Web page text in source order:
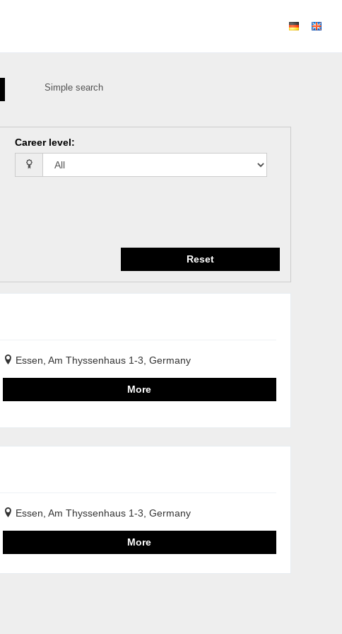
Simple search
Career level:
Reset
Essen, Am Thyssenhaus 1-3, Germany
More
Essen, Am Thyssenhaus 1-3, Germany
More